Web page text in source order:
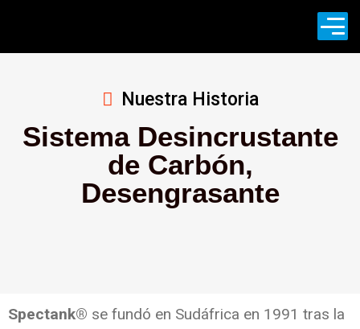
Nuestra Historia
Sistema Desincrustante
de Carbón,
Desengrasante
Spectank® se fundó en Sudáfrica en 1991 tras la